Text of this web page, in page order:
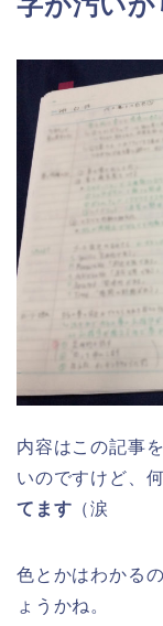
内容はこの記事
いのですけど、
てます （涙
色とかはわかる
ょうかね。